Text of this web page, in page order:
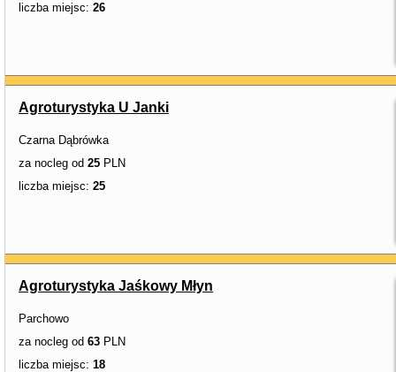
liczba miejsc: 26
Agroturystyka U Janki
Czarna Dąbrówka
za nocleg od 25 PLN
liczba miejsc: 25
Agroturystyka Jaśkowy Młyn
Parchowo
za nocleg od 63 PLN
liczba miejsc: 18